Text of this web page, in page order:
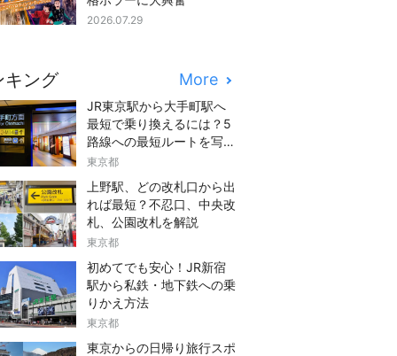
2026.07.29
キング More
JR東京駅から大手町駅へ
最短で乗り換えるには？5
路線への最短ルートを写真
つきでご紹介
東京都
上野駅、どの改札口から出
れば最短？不忍口、中央改
札、公園改札を解説
東京都
初めてでも安心！JR新宿
駅から私鉄・地下鉄への乗
りかえ方法
東京都
東京からの日帰り旅行スポ